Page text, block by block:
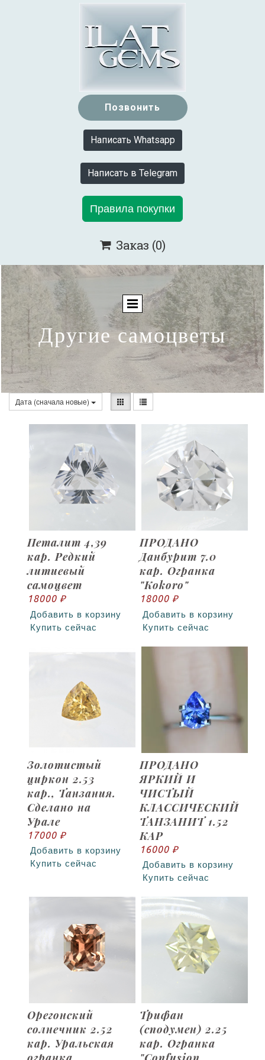
Позвонить
Написать Whatsapp
Написать в Telegram
Правила покупки
 Заказ (0)
Другие самоцветы
Дата (сначала новые)
Петалит 4,39
кар. Редкий
литиевый
самоцвет
18000 ₽
Добавить в корзину
Купить сейчас
ПРОДАНО
Данбурит 7.0
кар. Огранка
"Kokoro"
18000 ₽
Добавить в корзину
Купить сейчас
Золотистый
циркон 2.53
кар., Танзания.
Сделано на
Урале
17000 ₽
Добавить в корзину
Купить сейчас
ПРОДАНО
ЯРКИЙ И
ЧИСТЫЙ
КЛАССИЧЕСКИЙ
ТАНЗАНИТ 1.52
КАР
16000 ₽
Добавить в корзину
Купить сейчас
Орегонский
солнечник 2.52
кар. Уральская
Трифан
(сподумен) 2.25
кар. Огранка